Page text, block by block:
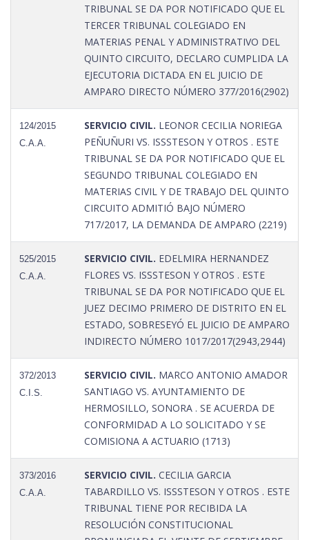
TRIBUNAL SE DA POR NOTIFICADO QUE EL
TERCER TRIBUNAL COLEGIADO EN
MATERIAS PENAL Y ADMINISTRATIVO DEL
QUINTO CIRCUITO, DECLARO CUMPLIDA LA
EJECUTORIA DICTADA EN EL JUICIO DE
AMPARO DIRECTO NÚMERO 377/2016(2902)
124/2015
C.A.A.
SERVICIO CIVIL. LEONOR CECILIA NORIEGA
PEÑUÑURI VS. ISSSTESON Y OTROS . ESTE
TRIBUNAL SE DA POR NOTIFICADO QUE EL
SEGUNDO TRIBUNAL COLEGIADO EN
MATERIAS CIVIL Y DE TRABAJO DEL QUINTO
CIRCUITO ADMITIÓ BAJO NÚMERO
717/2017, LA DEMANDA DE AMPARO (2219)
525/2015
C.A.A.
SERVICIO CIVIL. EDELMIRA HERNANDEZ
FLORES VS. ISSSTESON Y OTROS . ESTE
TRIBUNAL SE DA POR NOTIFICADO QUE EL
JUEZ DECIMO PRIMERO DE DISTRITO EN EL
ESTADO, SOBRESEYÓ EL JUICIO DE AMPARO
INDIRECTO NÚMERO 1017/2017(2943,2944)
372/2013
C.I.S.
SERVICIO CIVIL. MARCO ANTONIO AMADOR
SANTIAGO VS. AYUNTAMIENTO DE
HERMOSILLO, SONORA . SE ACUERDA DE
CONFORMIDAD A LO SOLICITADO Y SE
COMISIONA A ACTUARIO (1713)
373/2016
C.A.A.
SERVICIO CIVIL. CECILIA GARCIA
TABARDILLO VS. ISSSTESON Y OTROS . ESTE
TRIBUNAL TIENE POR RECIBIDA LA
RESOLUCIÓN CONSTITUCIONAL